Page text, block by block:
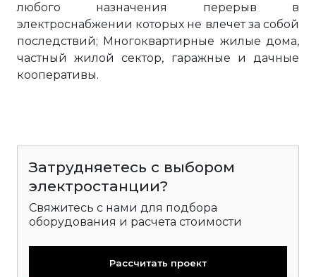
любого назначения перерыв в
электроснабжении которых не влечет за собой
последствий; Многоквартирные жилые дома,
частный жилой сектор, гаражные и дачные
кооперативы.
Затрудняетесь с выбором
электростанции?
Свяжитесь с нами для подбора
оборудования и расчета стоимости
Рассчитать проект